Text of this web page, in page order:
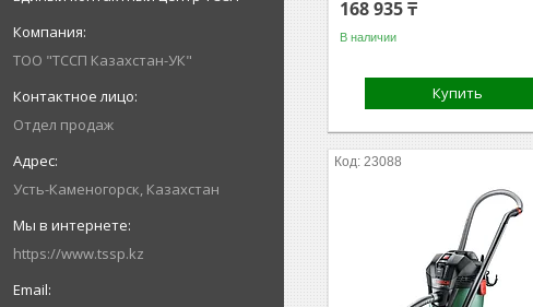
ТОО "ТССП Казахстан-УК"
Отдел продаж
Усть-Каменогорск, Казахстан
https://www.tssp.kz
168 935 ₸
В наличии
Купить
23088